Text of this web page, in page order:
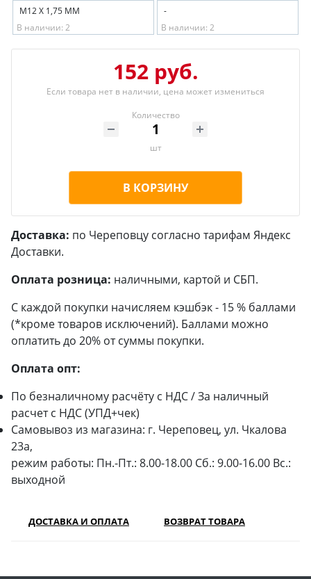
М12 Х 1,75 ММ
В наличии: 2
-
В наличии: 2
152 руб.
Если товара нет в наличии, цена может измениться
Количество
шт
В КОРЗИНУ
Доставка: по Череповцу согласно тарифам Яндекс
Доставки.
Оплата розница: наличными, картой и СБП.
С каждой покупки начисляем кэшбэк - 15 % баллами
(*кроме товаров исключений). Баллами можно
оплатить до 20% от суммы покупки.
Оплата опт:
По безналичному расчёту с НДС / За наличный
расчет с НДС (УПД+чек)
Самовывоз из магазина: г. Череповец, ул. Чкалова
23а,
режим работы: Пн.-Пт.: 8.00-18.00 Сб.: 9.00-16.00 Вс.:
выходной
ДОСТАВКА И ОПЛАТА ВОЗВРАТ ТОВАРА